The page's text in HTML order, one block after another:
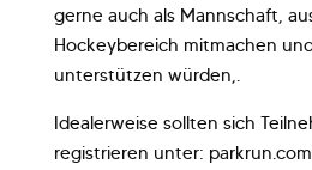
gerne auch als Mannschaft,
Hockeybereich mitmachen
unterstützen würden,.
Idealerweise sollten sich
registrieren unter: